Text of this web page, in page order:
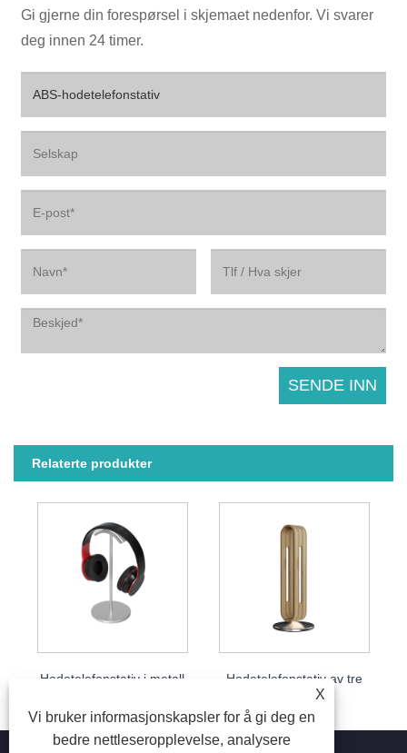
Gi gjerne din forespørsel i skjemaet nedenfor. Vi svarer
deg innen 24 timer.
Relaterte produkter
Hodetelefonstativ i metall Hodetelefonstativ av tre
X
Vi bruker informasjonskapsler for å gi deg en
bedre nettleseropplevelse, analysere